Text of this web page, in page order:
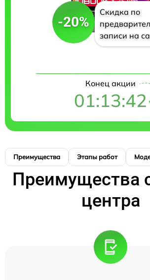
-20%
Скидка по
записи на
Конец акции
01:13:41
Преимущества Этапы работ
Преимущества
центра